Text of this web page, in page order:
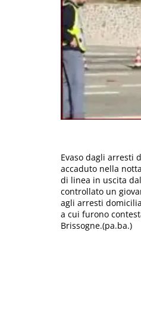
Evaso dagli arresti
accaduto nella
di linea in uscita
controllato un
agli arresti
a cui furono
Brissogne.(pa.ba.)